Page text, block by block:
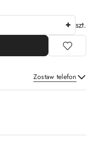
szt.
Zostaw telefon